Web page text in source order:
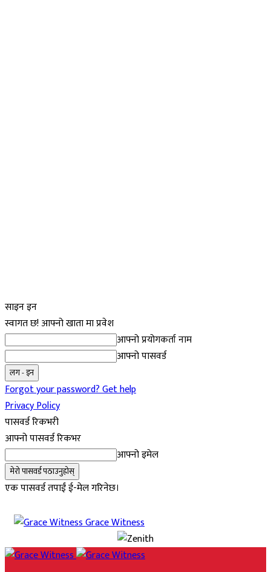
साइन इन
स्वागत छ! आफ्नो खाता मा प्रवेश
आफ्नो प्रयोगकर्ता नाम
आफ्नो पासवर्ड
Forgot your password? Get help
Privacy Policy
पासवर्ड रिकभरी
आफ्नो पासवर्ड रिकभर
आफ्नो इमेल
एक पासवर्ड तपाईं ई-मेल गरिनेछ।
Grace Witness